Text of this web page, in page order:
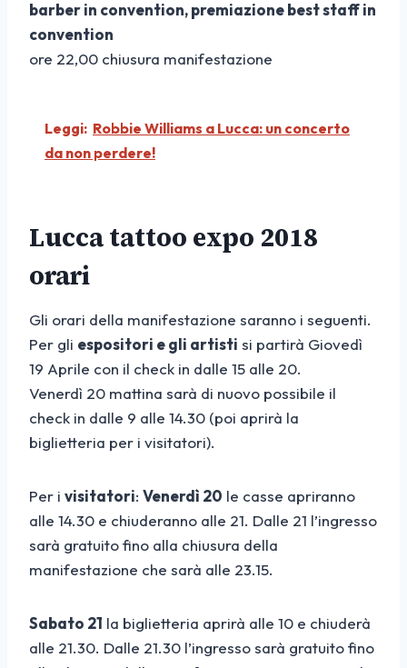
barber in convention, premiazione best staff in
convention
ore 22,00 chiusura manifestazione
Leggi: Robbie Williams a Lucca: un concerto
da non perdere!
Lucca tattoo expo 2018
orari
Gli orari della manifestazione saranno i seguenti.
Per gli espositori e gli artisti si partirà Giovedì
19 Aprile con il check in dalle 15 alle 20.
Venerdì 20 mattina sarà di nuovo possibile il
check in dalle 9 alle 14.30 (poi aprirà la
biglietteria per i visitatori).
Per i visitatori: Venerdì 20 le casse apriranno
alle 14.30 e chiuderanno alle 21. Dalle 21 l’ingresso
sarà gratuito fino alla chiusura della
manifestazione che sarà alle 23.15.
Sabato 21 la biglietteria aprirà alle 10 e chiuderà
alle 21.30. Dalle 21.30 l’ingresso sarà gratuito fino